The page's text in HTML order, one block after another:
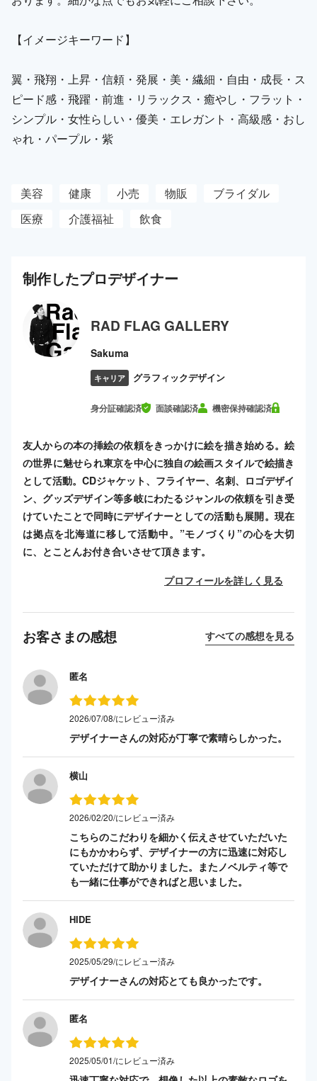
【イメージキーワード】
翼・飛翔・上昇・信頼・発展・美・繊細・自由・成長・ス
ピード感・飛躍・前進・リラックス・癒やし・フラット・
シンプル・女性らしい・優美・エレガント・高級感・おし
ゃれ・パープル・紫
美容 健康 小売 物販
ブライダル
医療
介護福祉 飲食
制作したプロデザイナー
RAD FLAG GALLERY
Sakuma
キャリア グラフィックデザイン
身分証確認済 面談確認済 機密保持確認済
友人からの本の挿絵の依頼をきっかけに絵を描き始める。絵
の世界に魅せられ東京を中心に独自の絵画スタイルで絵描き
として活動。CDジャケット、フライヤー、名刺、ロゴデザイ
ン、グッズデザイン等多岐にわたるジャンルの依頼を引き受
けていたことで同時にデザイナーとしての活動も展開。現在
は拠点を北海道に移して活動中。”モノづくり”の心を大切
に、とことんお付き合いさせて頂きます。
プロフィールを詳しく見る
お客さまの感想 すべての感想を見る
匿名
2026/07/08/にレビュー済み
デザイナーさんの対応が丁寧で素晴らしかった。
横山
2026/02/20/にレビュー済み
こちらのこだわりを細かく伝えさせていただいた
にもかかわらず、デザイナーの方に迅速に対応し
ていただけて助かりました。またノベルティ等で
も一緒に仕事ができればと思いました。
HIDE
2025/05/29/にレビュー済み
デザイナーさんの対応とても良かったです。
匿名
2025/05/01/にレビュー済み